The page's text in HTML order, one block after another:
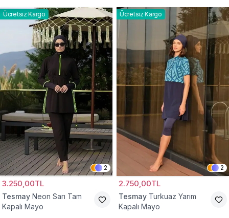
Ücretsiz Kargo
2
3.250,00TL
Tesmay Neon Sarı Tam
Kapalı Mayo
Ücretsiz Kargo
2
2.750,00TL
Tesmay Turkuaz Yarım
Kapalı Mayo